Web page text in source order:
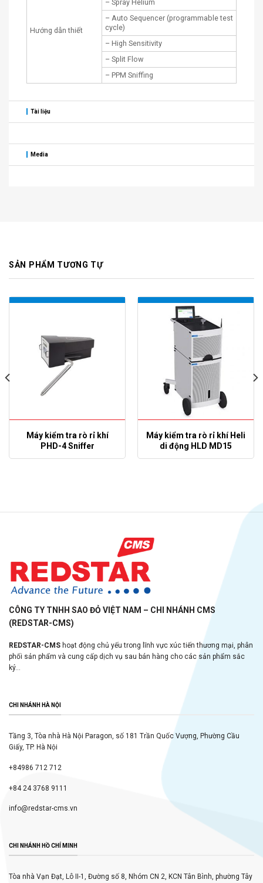
Hướng dẫn thiết
– Spray Helium
– Auto Sequencer (programmable test
cycle)
– High Sensitivity
– Split Flow
– PPM Sniffing
Tài liệu
Media
SẢN PHẨM TƯƠNG TỰ
Máy kiểm tra rò rỉ khí
PHD-4 Sniffer
Máy kiểm tra rò rỉ khí Heli
di động HLD MD15
CÔNG TY TNHH SAO ĐỎ VIỆT NAM – CHI NHÁNH CMS
(REDSTAR-CMS)
REDSTAR-CMS hoạt động chủ yếu trong lĩnh vực xúc tiến thương mại, phân
phối sản phẩm và cung cấp dịch vụ sau bán hàng cho các sản phẩm sắc
ký...
CHI NHÁNH HÀ NỘI
Tầng 3, Tòa nhà Hà Nội Paragon, số 181 Trần Quốc Vượng, Phường Cầu
Giấy, TP. Hà Nội
+84986 712 712
+84 24 3768 9111
info@redstar-cms.vn
CHI NHÁNH HỒ CHÍ MINH
Tòa nhà Vạn Đạt, Lô II-1, Đường số 8, Nhóm CN 2, KCN Tân Bình, phường Tây